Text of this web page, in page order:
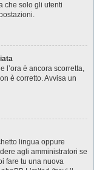
che solo gli utenti
l’ora è ancora scorretta,
è corretto. Avvisa un
lingua oppure
agli amministratori se
fare tu una nuova